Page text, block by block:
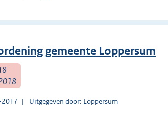
gemeente Loppersum
Uitgegeven door: Loppersum